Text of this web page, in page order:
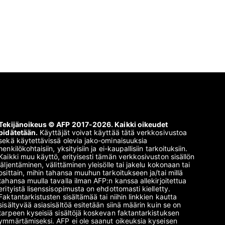
© AFP 2017-2026. Kaikki oikeudet
Käyttäjät voivat käyttää tätä verkkosivustoa
käytettävissä olevia jako-ominaisuuksia
yksityisiin ja ei-kaupallisiin tarkoituksiin.
muu käyttö, erityisesti tämän verkkosivuston sisällön
välittäminen yleisölle tai jakelu kokonaan tai
mihin tahansa muuhun tarkoitukseen ja/tai millä
muulla tavalla ilman AFP:n kanssa allekirjoitettua
lisenssisopimusta on ehdottomasti kielletty.
sisältämää tai niihin linkkien kautta
asiasisältöä esitetään siinä määrin kuin se on
kyseisiä sisältöjä koskevan faktantarkistuksen
AFP ei ole saanut oikeuksia kyseisen